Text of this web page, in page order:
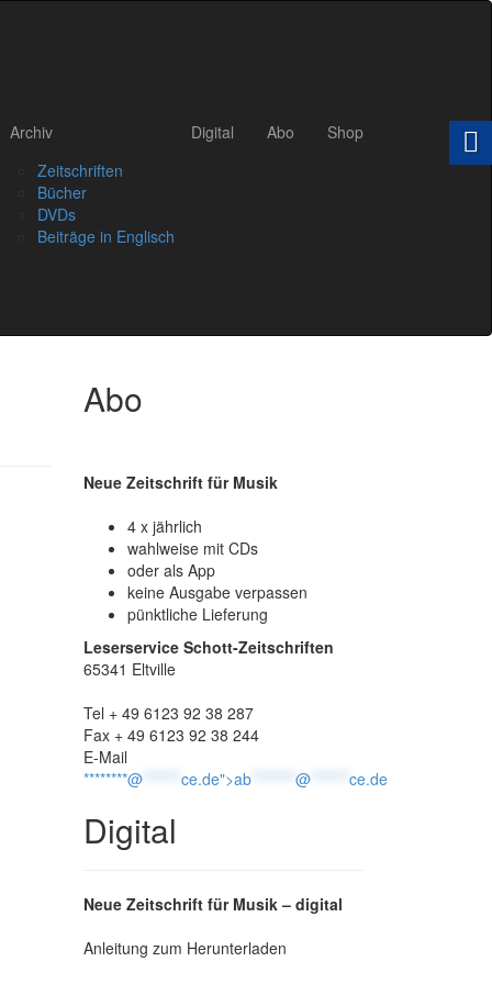
Archiv
Zeitschriften
Bücher
DVDs
Beiträge in Englisch
Digital Abo Shop
Abo
Neue Zeitschrift für Musik
4 x jährlich
wahlweise mit CDs
oder als App
keine Ausgabe verpassen
pünktliche Lieferung
Leserservice Schott-Zeitschriften
65341 Eltville
Tel + 49 6123 92 38 287
Fax + 49 6123 92 38 244
E-Mail
********@
ce.de">ab @ ce.de
Digital
Neue Zeitschrift für Musik – digital
Anleitung zum Herunterladen